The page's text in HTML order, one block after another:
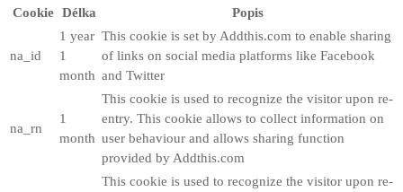
Cookie Délka Popis
na_id
1 year
1
month
This cookie is set by Addthis.com to enable sharing
of links on social media platforms like Facebook
and Twitter
na_rn
1
month
This cookie is used to recognize the visitor upon re-
entry. This cookie allows to collect information on
user behaviour and allows sharing function
provided by Addthis.com
This cookie is used to recognize the visitor upon re-